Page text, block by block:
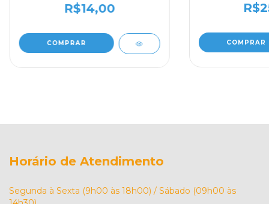
R$14,00
Horário de Atendimento
Segunda à Sexta (9h00 às 18h00) / Sábado (09h00 às